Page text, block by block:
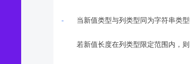
-
当新值类型与列类型同为字符串类型